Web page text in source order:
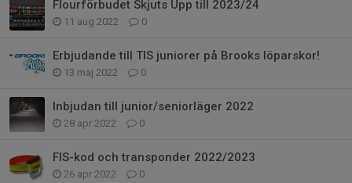
Flourförbudet Skjuts Upp till 2023/24
11 aug 2022 0
Erbjudande till TIS juniorer på Brooks löparskor!
13 maj 2022 0
Inbjudan till junior/seniorläger 2022
28 apr 2022 0
FIS-kod och transponder 2022/2023
26 apr 2022 0